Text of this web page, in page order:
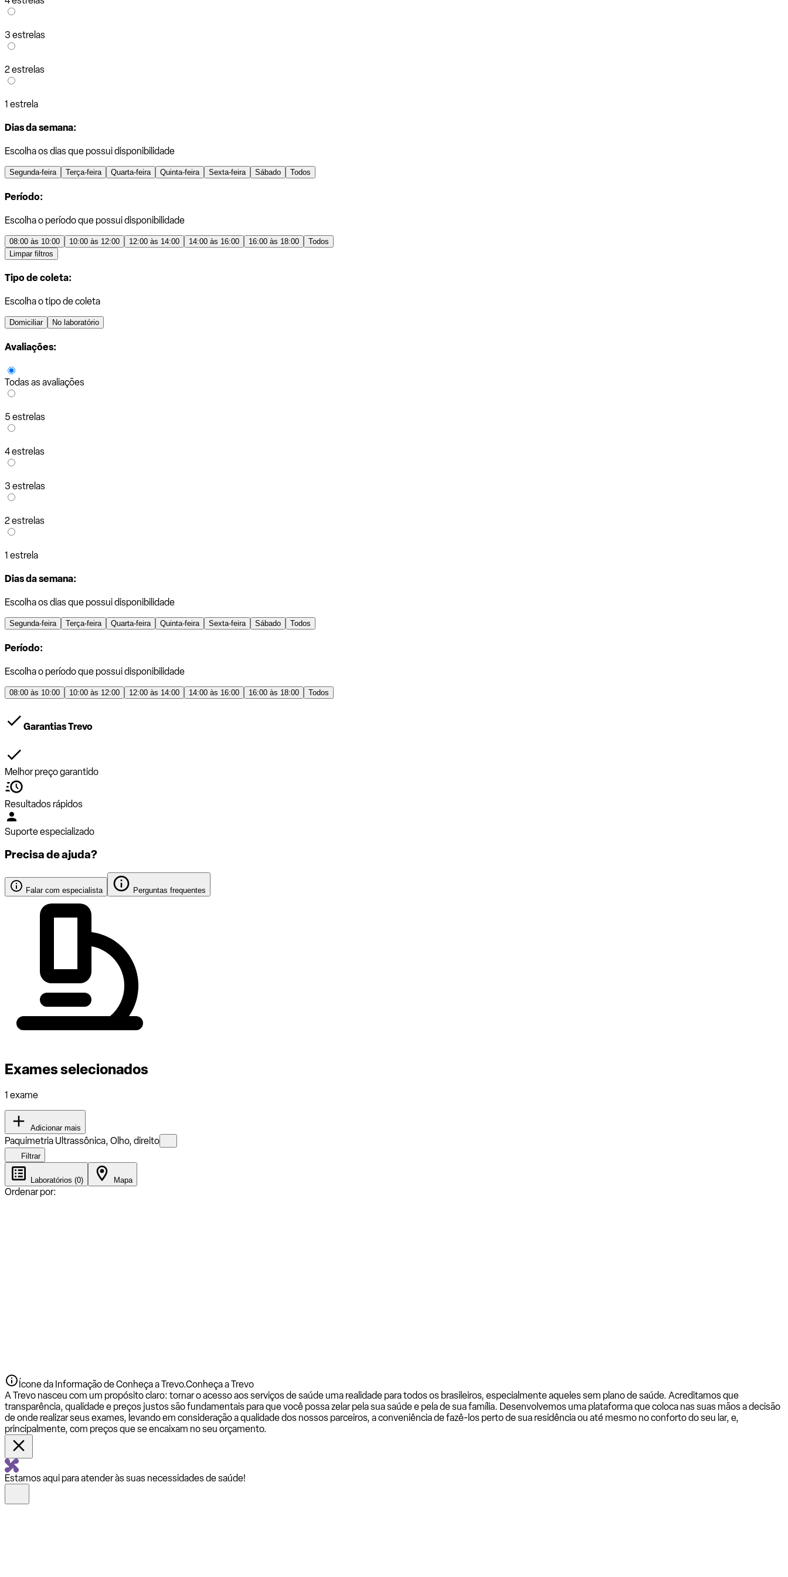
3 estrelas
2 estrelas
1 estrela
Dias da semana:
Escolha os dias que possui disponibilidade
Segunda-feira Terça-feira Quarta-feira Quinta-feira Sexta-feira Sábado Todos
Período:
Escolha o período que possui disponibilidade
08:00 às 10:00 10:00 às 12:00 12:00 às 14:00 14:00 às 16:00 16:00 às 18:00
Todos
Limpar filtros
Tipo de coleta:
Escolha o tipo de coleta
Domiciliar No laboratório
Avaliações:
Todas as avaliações
5 estrelas
4 estrelas
3 estrelas
2 estrelas
1 estrela
Dias da semana:
Escolha os dias que possui disponibilidade
Segunda-feira Terça-feira Quarta-feira Quinta-feira Sexta-feira Sábado Todos
Período:
Escolha o período que possui disponibilidade
08:00 às 10:00 10:00 às 12:00 12:00 às 14:00 14:00 às 16:00 16:00 às 18:00 Todos
Garantias Trevo
Melhor preço garantido
Resultados rápidos
Suporte especializado
Precisa de ajuda?
Falar com especialista Perguntas frequentes
Exames selecionados
1 exame
Adicionar mais
Paquimetria Ultrassônica, Olho, direito
Filtrar
Laboratórios (0) Mapa
Ordenar por:
Ícone da Informação de Conheça a Trevo.Conheça a Trevo
A Trevo nasceu com um propósito claro: tornar o acesso aos serviços de saúde uma realidade para todos os brasileiros, especialmente aqueles sem plano de saúde. Acreditamos que
transparência, qualidade e preços justos são fundamentais para que você possa zelar pela sua saúde e pela de sua família. Desenvolvemos uma plataforma que coloca nas suas mãos a decisão
de onde realizar seus exames, levando em consideração a qualidade dos nossos parceiros, a conveniência de fazê-los perto de sua residência ou até mesmo no conforto do seu lar, e,
principalmente, com preços que se encaixam no seu orçamento.
Estamos aqui para atender às suas necessidades de saúde!